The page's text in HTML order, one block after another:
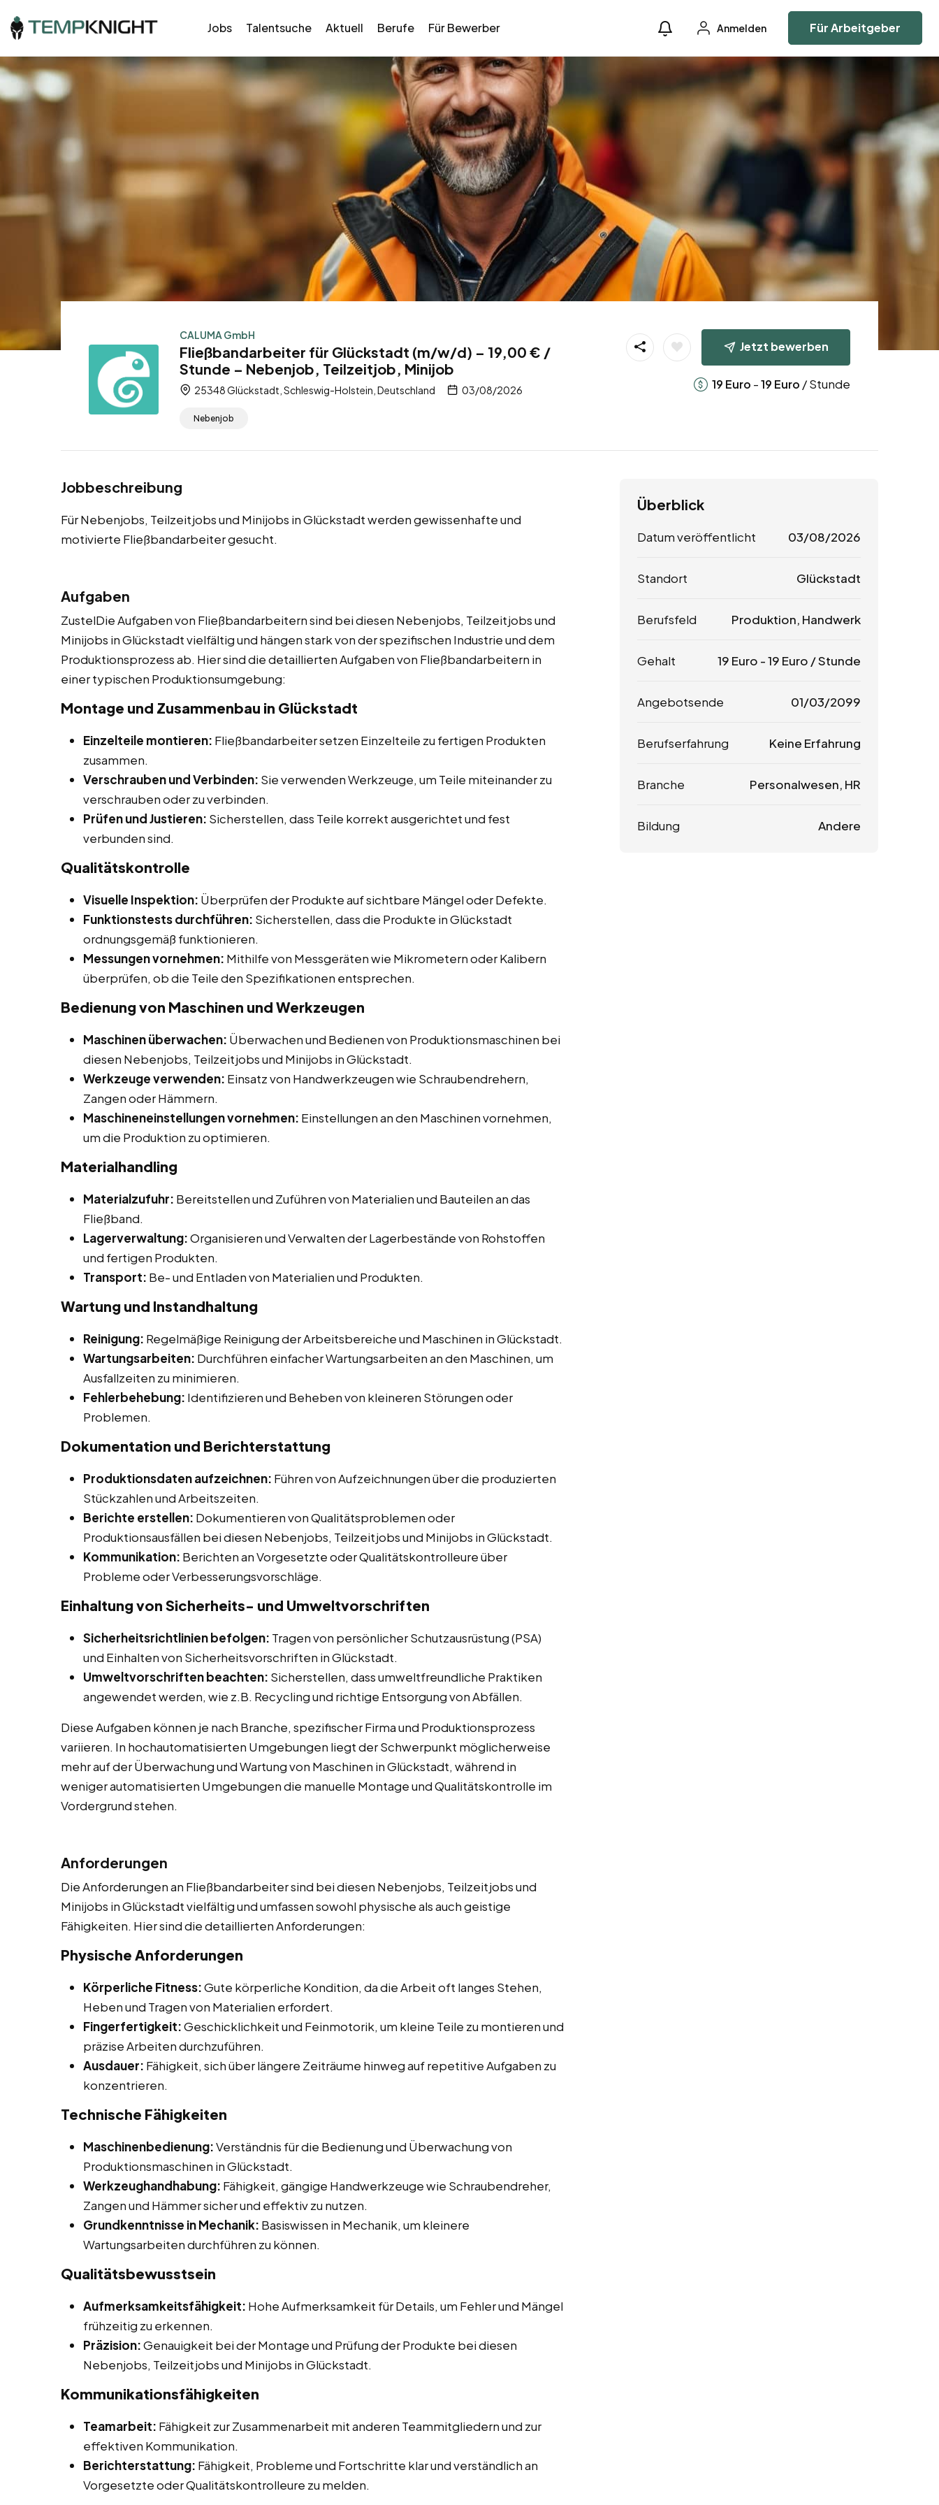
Jobs Talentsuche Aktuell Berufe Für Bewerber Anmelden Für Arbeitgeber
CALUMA GmbH
Fließbandarbeiter für Glückstadt (m/w/d) – 19,00 € /
Stunde – Nebenjob, Teilzeitjob, Minijob
25348 Glückstadt, Schleswig-Holstein, Deutschland 03/08/2026
Nebenjob
Jetzt bewerben
19 Euro -19 Euro / Stunde
Jobbeschreibung
Für Nebenjobs, Teilzeitjobs und Minijobs in Glückstadt werden gewissenhafte und
motivierte Fließbandarbeiter gesucht.
Aufgaben
ZustelDie Aufgaben von Fließbandarbeitern sind bei diesen Nebenjobs, Teilzeitjobs und
Minijobs in Glückstadt vielfältig und hängen stark von der spezifischen Industrie und dem
Produktionsprozess ab. Hier sind die detaillierten Aufgaben von Fließbandarbeitern in
einer typischen Produktionsumgebung:
Montage und Zusammenbau in Glückstadt
Einzelteile montieren: Fließbandarbeiter setzen Einzelteile zu fertigen Produkten
zusammen.
Verschrauben und Verbinden: Sie verwenden Werkzeuge, um Teile miteinander zu
verschrauben oder zu verbinden.
Prüfen und Justieren: Sicherstellen, dass Teile korrekt ausgerichtet und fest
verbunden sind.
Qualitätskontrolle
Visuelle Inspektion: Überprüfen der Produkte auf sichtbare Mängel oder Defekte.
Funktionstests durchführen: Sicherstellen, dass die Produkte in Glückstadt
ordnungsgemäß funktionieren.
Messungen vornehmen: Mithilfe von Messgeräten wie Mikrometern oder Kalibern
überprüfen, ob die Teile den Spezifikationen entsprechen.
Bedienung von Maschinen und Werkzeugen
Maschinen überwachen: Überwachen und Bedienen von Produktionsmaschinen bei
diesen Nebenjobs, Teilzeitjobs und Minijobs in Glückstadt.
Werkzeuge verwenden: Einsatz von Handwerkzeugen wie Schraubendrehern,
Zangen oder Hämmern.
Maschineneinstellungen vornehmen: Einstellungen an den Maschinen vornehmen,
um die Produktion zu optimieren.
Materialhandling
Materialzufuhr: Bereitstellen und Zuführen von Materialien und Bauteilen an das
Fließband.
Lagerverwaltung:Organisieren und Verwalten der Lagerbestände von Rohstoffen
und fertigen Produkten.
Transport: Be- und Entladen von Materialien und Produkten.
Wartung und Instandhaltung
Reinigung: Regelmäßige Reinigung der Arbeitsbereiche und Maschinen in Glückstadt.
Wartungsarbeiten: Durchführen einfacher Wartungsarbeiten an den Maschinen, um
Ausfallzeiten zu minimieren.
Fehlerbehebung: Identifizieren und Beheben von kleineren Störungen oder
Problemen.
Dokumentation und Berichterstattung
Produktionsdaten aufzeichnen: Führen von Aufzeichnungen über die produzierten
Stückzahlen und Arbeitszeiten.
Berichte erstellen: Dokumentieren von Qualitätsproblemen oder
Produktionsausfällen bei diesen Nebenjobs, Teilzeitjobs und Minijobs in Glückstadt.
Kommunikation: Berichten an Vorgesetzte oder Qualitätskontrolleure über
Probleme oder Verbesserungsvorschläge.
Einhaltung von Sicherheits- und Umweltvorschriften
Sicherheitsrichtlinien befolgen: Tragen von persönlicher Schutzausrüstung (PSA)
und Einhalten von Sicherheitsvorschriften in Glückstadt.
Umweltvorschriften beachten: Sicherstellen, dass umweltfreundliche Praktiken
angewendet werden, wie z.B. Recycling und richtige Entsorgung von Abfällen.
Diese Aufgaben können je nach Branche, spezifischer Firma und Produktionsprozess
variieren. In hochautomatisierten Umgebungen liegt der Schwerpunkt möglicherweise
mehr auf der Überwachung und Wartung von Maschinen in Glückstadt, während in
weniger automatisierten Umgebungen die manuelle Montage und Qualitätskontrolle im
Vordergrund stehen.
Anforderungen
Die Anforderungen an Fließbandarbeiter sind bei diesen Nebenjobs, Teilzeitjobs und
Minijobs in Glückstadt vielfältig und umfassen sowohl physische als auch geistige
Fähigkeiten. Hier sind die detaillierten Anforderungen:
Physische Anforderungen
Körperliche Fitness:Gute körperliche Kondition, da die Arbeit oft langes Stehen,
Heben und Tragen von Materialien erfordert.
Fingerfertigkeit:Geschicklichkeit und Feinmotorik, um kleine Teile zu montieren und
präzise Arbeiten durchzuführen.
Ausdauer: Fähigkeit, sich über längere Zeiträume hinweg auf repetitive Aufgaben zu
konzentrieren.
Technische Fähigkeiten
Maschinenbedienung:Verständnis für die Bedienung und Überwachung von
Produktionsmaschinen in Glückstadt.
Werkzeughandhabung: Fähigkeit, gängige Handwerkzeuge wie Schraubendreher,
Zangen und Hämmer sicher und effektiv zu nutzen.
Grundkenntnisse in Mechanik: Basiswissen in Mechanik, um kleinere
Wartungsarbeiten durchführen zu können.
Qualitätsbewusstsein
Aufmerksamkeitsfähigkeit: Hohe Aufmerksamkeit für Details, um Fehler und Mängel
frühzeitig zu erkennen.
Präzision:Genauigkeit bei der Montage und Prüfung der Produkte bei diesen
Nebenjobs, Teilzeitjobs und Minijobs in Glückstadt.
Kommunikationsfähigkeiten
Teamarbeit: Fähigkeit zur Zusammenarbeit mit anderen Teammitgliedern und zur
effektiven Kommunikation.
Berichterstattung: Fähigkeit, Probleme und Fortschritte klar und verständlich an
Vorgesetzte oder Qualitätskontrolleure zu melden.
Überblick
Datum veröffentlicht 03/08/2026
Standort Glückstadt
Berufsfeld Produktion, Handwerk
Gehalt 19 Euro -19 Euro / Stunde
Angebotsende 01/03/2099
Berufserfahrung Keine Erfahrung
Branche Personalwesen, HR
Bildung Andere